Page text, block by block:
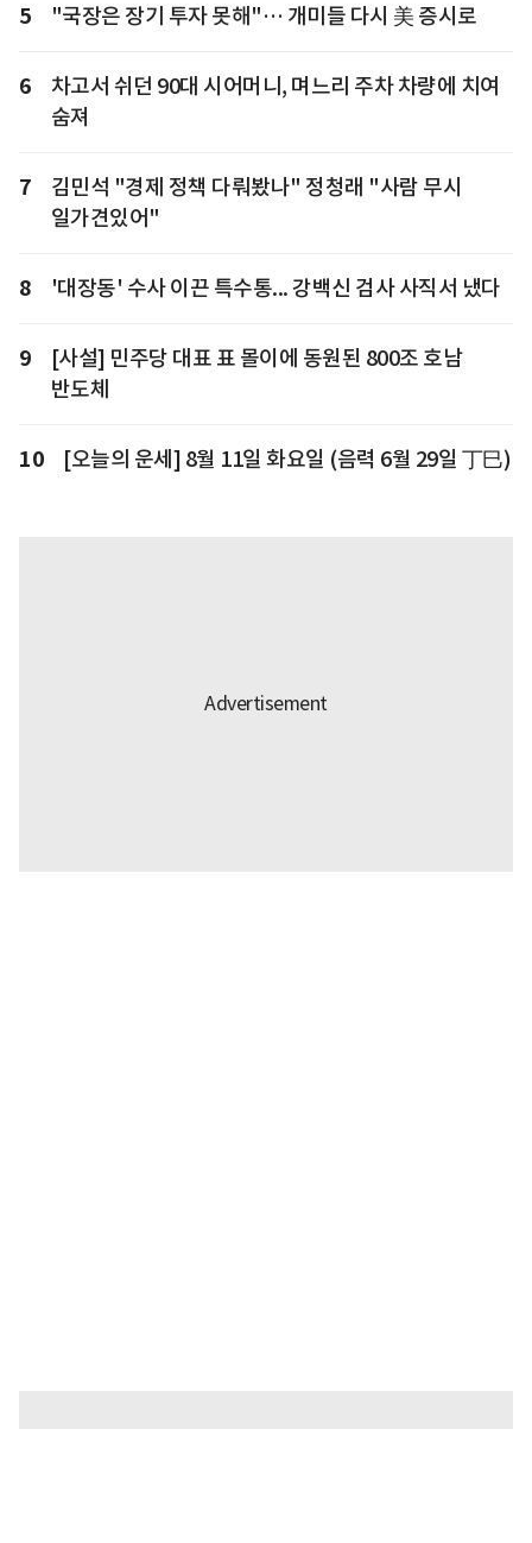
5 "국장은 장기 투자 못해"… 개미들 다시 美 증시로
6
차고서 쉬던 90대 시어머니, 며느리 주차 차량에 치여
숨져
7
김민석 "경제 정책 다뤄봤나" 정청래 "사람 무시
일가견있어"
8 '대장동' 수사 이끈 특수통... 강백신 검사 사직서 냈다
9
[사설] 민주당 대표 표 몰이에 동원된 800조 호남
반도체
10 [오늘의 운세] 8월 11일 화요일 (음력 6월 29일 丁巳)